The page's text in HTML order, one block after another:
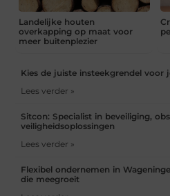
Landelijke houten
overkapping op maat voor
meer buitenplezier
Kies de juiste insteekgrendel voor
Lees verder »
Sitcon: Specialist in beveiliging,
veiligheidsoplossingen
Lees verder »
Flexibel ondernemen in
die meegroeit